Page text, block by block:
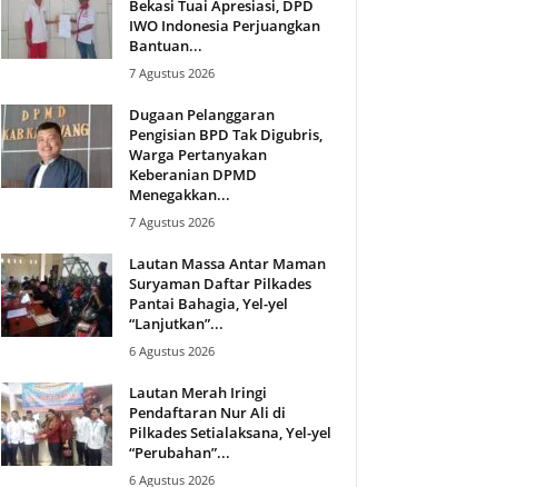
Bekasi Tuai Apresiasi, DPD
IWO Indonesia Perjuangkan
Bantuan...
7 Agustus 2026
Dugaan Pelanggaran
Pengisian BPD Tak Digubris,
Warga Pertanyakan
Keberanian DPMD
Menegakkan...
7 Agustus 2026
Lautan Massa Antar Maman
Suryaman Daftar Pilkades
Pantai Bahagia, Yel-yel
“Lanjutkan”...
6 Agustus 2026
Lautan Merah Iringi
Pendaftaran Nur Ali di
Pilkades Setialaksana, Yel-yel
“Perubahan”...
6 Agustus 2026